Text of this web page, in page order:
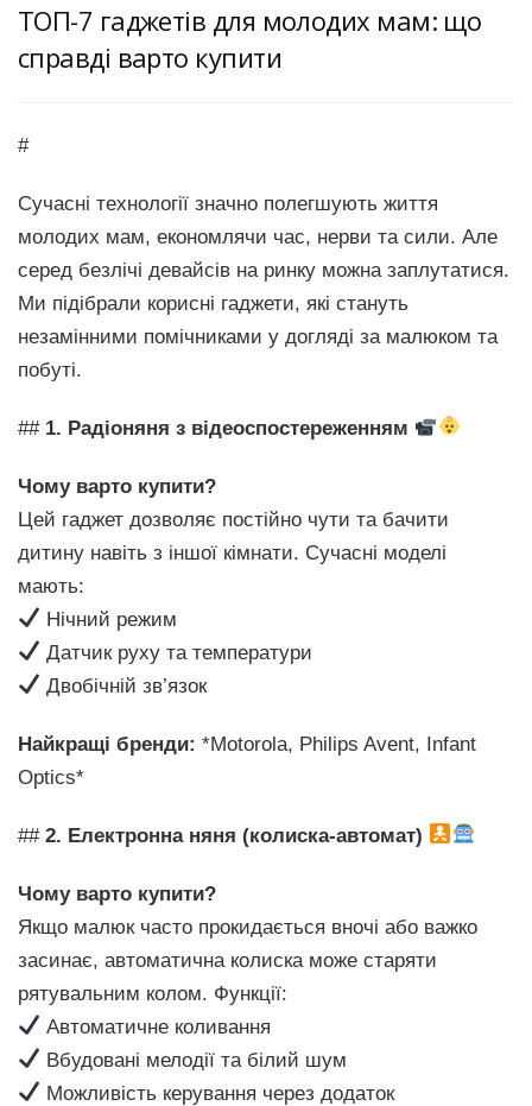
ТОП-7 гаджетів для молодих мам: що
справді варто купити
#
Сучасні технології значно полегшують життя
молодих мам, економлячи час, нерви та сили. Але
серед безлічі девайсів на ринку можна заплутатися.
Ми підібрали корисні гаджети, які стануть
незамінними помічниками у догляді за малюком та
побуті.
## 1. Радіоняня з відеоспостереженням
Чому варто купити?
Цей гаджет дозволяє постійно чути та бачити
дитину навіть з іншої кімнати. Сучасні моделі
мають:
Нічний режим
Датчик руху та температури
Двобічній зв’язок
Найкращі бренди: *Motorola, Philips Avent, Infant
Optics*
## 2. Електронна няня (колиска-автомат)
Чому варто купити?
Якщо малюк часто прокидається вночі або важко
засинає, автоматична колиска може старяти
рятувальним колом. Функції:
Автоматичне коливання
Вбудовані мелодії та білий шум
Можливість керування через додаток